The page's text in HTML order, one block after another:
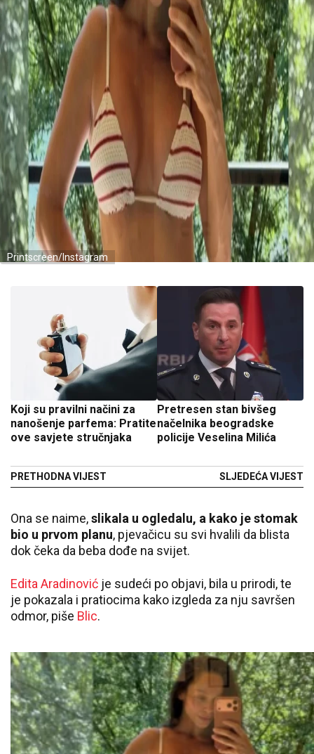
Printscreen/Instagram
Koji su pravilni načini za
nanošenje parfema: Pratite
ove savjete stručnjaka
PRETHODNA VIJEST
Pretresen stan bivšeg
načelnika beogradske
policije Veselina Milića
SLJEDEĆA VIJEST
Ona se naime,slikala u ogledalu, a kako je stomak
bio u prvom planu, pjevačicu su svi hvalili da blista
dok čeka da beba dođe na svijet.
Edita Aradinović je sudeći po objavi, bila u prirodi, te
je pokazala i pratiocima kako izgleda za nju savršen
odmor, piše Blic.